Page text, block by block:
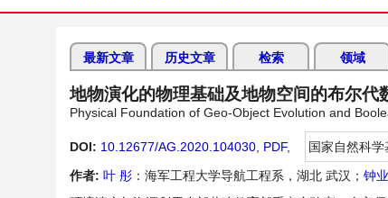
最新文章 历史文章 检索 领域
地物演化的物理基础及地物空间的布尔代
Physical Foundation of Geo-Object Evolution and
DOI: 10.12677/AG.2020.104030 PDF,
国家自然科
作者: 叶 彤 ：海军工程大学导航工程系，湖北 武汉； 钟